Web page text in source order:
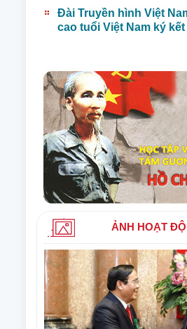
Nam trong kỷ nguyên
Đài Truyền hình Việt
cao tuổi Việt Nam ký
ẢNH HOẠT